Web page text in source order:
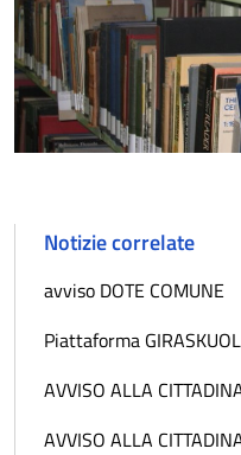
Notizie correlate
avviso DOTE COMUNE
Piattaforma
AVVISO ALLA
AVVISO ALLA